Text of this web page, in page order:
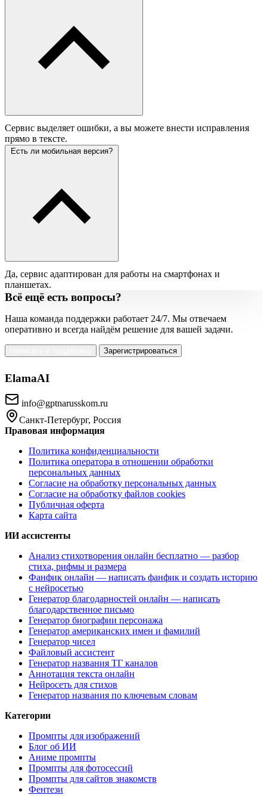
Сервис выделяет ошибки, а вы можете внести исправления
прямо в тексте.
Есть ли мобильная версия?
Да, сервис адаптирован для работы на смартфонах и
планшетах.
Всё ещё есть вопросы?
Наша команда поддержки работает 24/7. Мы отвечаем
оперативно и всегда найдём решение для вашей задачи.
Зарегистрироваться
ElamaAI
info@gptnarusskom.ru
Санкт-Петербург, Россия
Правовая информация
Политика конфиденциальности
Политика оператора в отношении обработки
персональных данных
Согласие на обработку персональных данных
Согласие на обработку файлов cookies
Публичная оферта
Карта сайта
ИИ ассистенты
Анализ стихотворения онлайн бесплатно — разбор
стиха, рифмы и размера
Фанфик онлайн — написать фанфик и создать историю
с нейросетью
Генератор благодарностей онлайн — написать
благодарственное письмо
Генератор биографии персонажа
Генератор американских имен и фамилий
Генератор чисел
Файловый ассистент
Генератор названия ТГ каналов
Аннотация текста онлайн
Нейросеть для стихов
Генератор названия по ключевым словам
Категории
Промпты для изображений
Блог об ИИ
Аниме промпты
Промпты для фотосессий
Промпты для сайтов знакомств
Фентези